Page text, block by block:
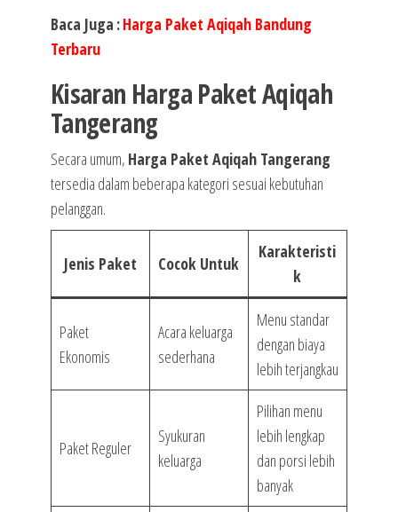
Baca Juga :Harga Paket Aqiqah Bandung
Terbaru
Kisaran Harga Paket Aqiqah
Tangerang
Secara umum, Harga Paket Aqiqah Tangerang
tersedia dalam beberapa kategori sesuai kebutuhan
pelanggan.
Jenis Paket Cocok Untuk
Karakteristi
k
Paket
Ekonomis
Acara keluarga
sederhana
Menu standar
dengan biaya
lebih terjangkau
Paket Reguler
Syukuran
keluarga
Pilihan menu
lebih lengkap
dan porsi lebih
banyak